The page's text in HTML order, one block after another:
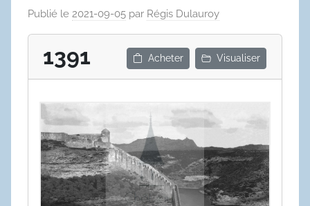
Publié le 2021-09-05 par Régis Dulauroy
1391 Acheter Visualiser